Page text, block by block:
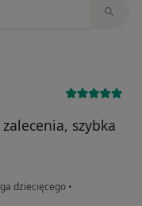
szybka
dziecięcego •